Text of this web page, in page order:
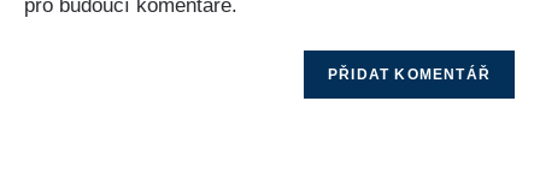
pro budoucí komentáře.